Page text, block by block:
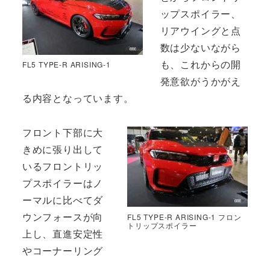
FL5 TYPE-R ARISING-1
ップスポイラー、
リアウイングと点
数は少ないながら
も、これからの開
発意欲がうかがえ
る内容となっています。
FL5 TYPE-R ARISING-1 フロン
トリップスポイラー
フロント下部に大
きめに張り出して
いるフロントリッ
プスポイラーはノ
ーマルに比べてダ
ウンフォースが向
上し、直進安定性
やコーナーリング